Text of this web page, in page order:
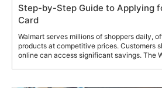
Step-by-Step Guide to Applying
Card
Walmart serves millions of shoppers daily,
products at competitive prices. Customers
online can access significant savings. The